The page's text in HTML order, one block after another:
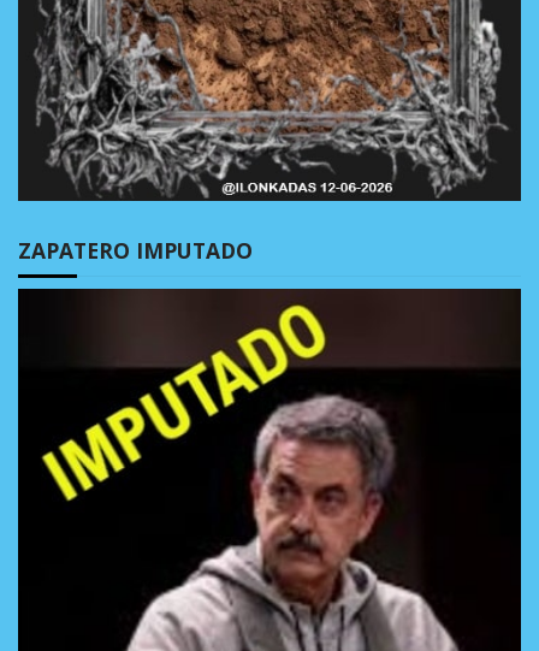
ZAPATERO IMPUTADO